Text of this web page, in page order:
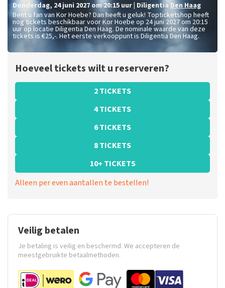
donderdag, 24 juni 2027 om 20:15 uur Diligentia Den Haag
Bent u fan van Kor Hoebe? Dan heeft u geluk! Topticketshop heeft
nog tickets beschikbaar voor Kor Hoebe op 24 juni 2027 om 20:15
uur op locatie Diligentia Den Haag. De nominale waarde van deze
tickets is €25,-. Het eerste verkooppunt is Diligentia Den Haag.
Hoeveel tickets wilt u reserveren?
2 TICKETS
4 TICKETS
6 TICKETS
8 TICKETS
10+ TICKETS
Alleen per even aantallen te bestellen!
Veilig betalen
Je betaling is veilig en beschermd. We accepteren de
meestgebruikte betaalmethoden.